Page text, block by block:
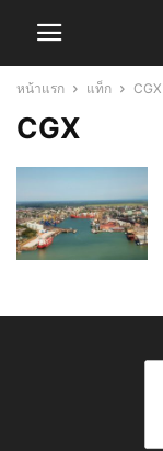
หน้าแรก แท็ก CGX
CGX